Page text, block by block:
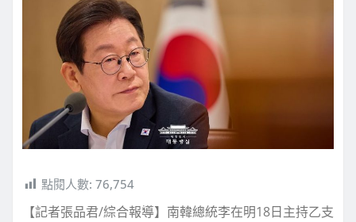
點閱人數: 76,754
【記者張品君/綜合報導】南韓總統李在明18日主持乙支